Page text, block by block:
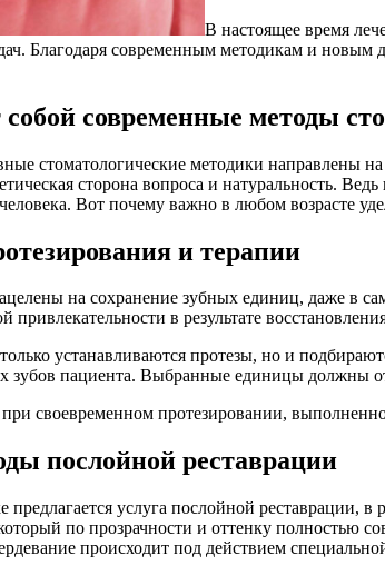
В настоящее время
Благодаря современным методикам и
современные методы
стоматологические методики направлены
сторона вопроса и натуральность.
Вот почему важно в любом возрасте
и терапии
на сохранение зубных единиц, даже в
привлекательности в результате
устанавливаются протезы, но и
зубов пациента. Выбранные единицы должны
своевременном протезировании,
послойной реставрации
предлагается услуга послойной
по прозрачности и оттенку полностью
происходит под действием